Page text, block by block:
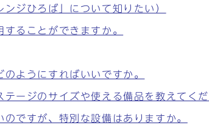
ジひろば」について知りたい）
ることができますか。
ようにすればいいですか。
ージのサイズや使える備品を教えてくだ
ですが、特別な設備はありますか。